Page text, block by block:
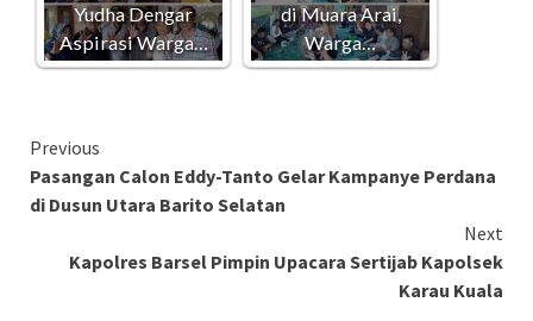
Yudha Dengar
Aspirasi Warga…
di Muara Arai,
Warga…
Continue
Reading
Previous
Pasangan Calon Eddy-Tanto Gelar Kampanye Perdana
di Dusun Utara Barito Selatan
Next
Kapolres Barsel Pimpin Upacara Sertijab Kapolsek
Karau Kuala